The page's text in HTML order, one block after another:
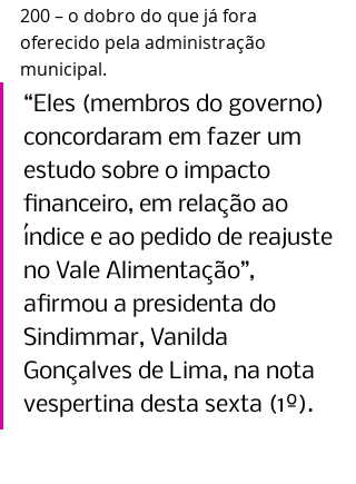
200 – o dobro do que já fora
oferecido pela administração
municipal.
“Eles (membros do governo)
concordaram em fazer um
estudo sobre o impacto
financeiro, em relação ao
índice e ao pedido de reajuste
no Vale Alimentação”,
afirmou a presidenta do
Sindimmar, Vanilda
Gonçalves de Lima, na nota
vespertina desta sexta (1º).